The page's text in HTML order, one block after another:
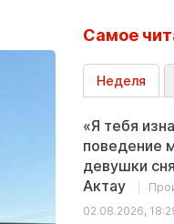
Самое
Неделя
«Я тебя
поведение
девушки
Актау
02.08.2026,